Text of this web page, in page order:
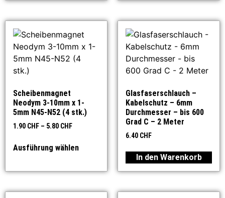
Scheibenmagnet
Neodym 3-10mm x 1-
5mm N45-N52 (4 stk.)
1.90 CHF – 5.80 CHF
Ausführung wählen
Glasfaserschlauch –
Kabelschutz – 6mm
Durchmesser – bis 600
Grad C – 2 Meter
6.40 CHF
In den Warenkorb